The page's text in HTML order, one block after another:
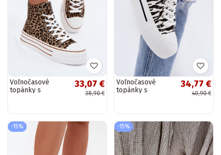
Voľnočasové
topánky s
33,07 €
38,90 €
Voľnočasové
topánky s
34,77 €
40,90 €
-15% -15%